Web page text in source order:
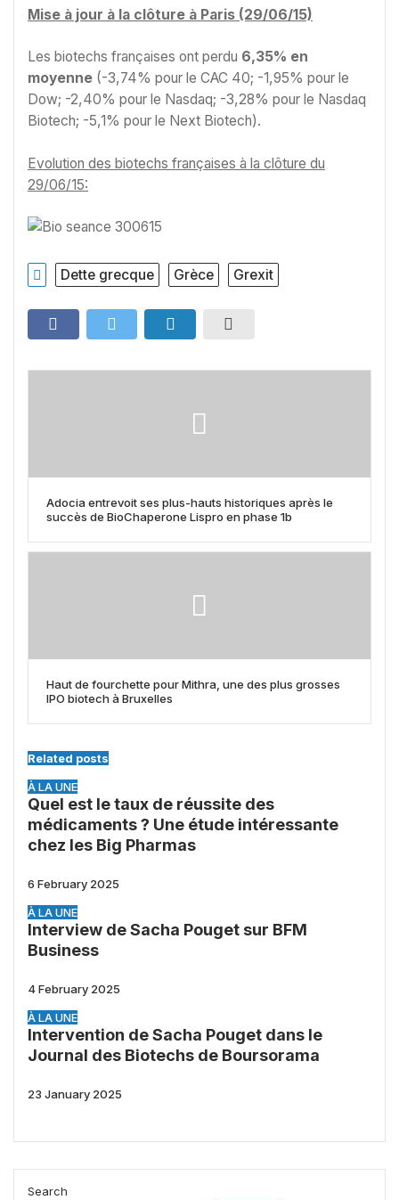
Mise à jour à la clôture à Paris (29/06/15)
Les biotechs françaises ont perdu 6,35% en
moyenne (-3,74% pour le CAC 40; -1,95% pour le
Dow; -2,40% pour le Nasdaq; -3,28% pour le Nasdaq
Biotech; -5,1% pour le Next Biotech).
Evolution des biotechs françaises à la clôture du
29/06/15:
Dette grecque Grèce Grexit
Adocia entrevoit ses plus-hauts historiques après le
succès de BioChaperone Lispro en phase 1b
Haut de fourchette pour Mithra, une des plus grosses
IPO biotech à Bruxelles
Related posts
À LA UNE
Quel est le taux de réussite des
médicaments ? Une étude intéressante
chez les Big Pharmas
6 February 2025
À LA UNE
Interview de Sacha Pouget sur BFM
Business
4 February 2025
À LA UNE
Intervention de Sacha Pouget dans le
Journal des Biotechs de Boursorama
23 January 2025
Search